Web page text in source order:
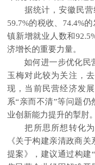
据统计，安徽民营经
59.7%的税收、74.4%
镇新增就业人数和
济增长的重要力量。
如何进一步优化民
玉梅对此较为关注，
现，当前民营经济发
系“亲而不清”等问题
业创新能力提升的掣肘。
把所思所想转化为
《关于构建亲清政商
提案》，建议通过构建